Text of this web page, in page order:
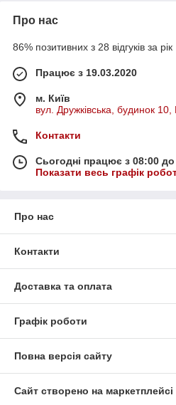
Про нас
86% позитивних з 28 відгуків за рік
Працює з 19.03.2020
м. Київ
вул. Дружківська, будинок 10,
Контакти
Сьогодні працює з 08:00
Показати весь графік
Про нас
Контакти
Доставка та оплата
Графік роботи
Повна версія сайту
Сайт створено на маркетплейсі